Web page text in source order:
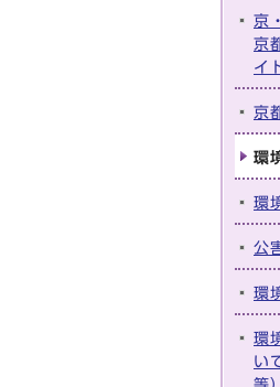
京
京
イ
京
環
環
公
環
環
い